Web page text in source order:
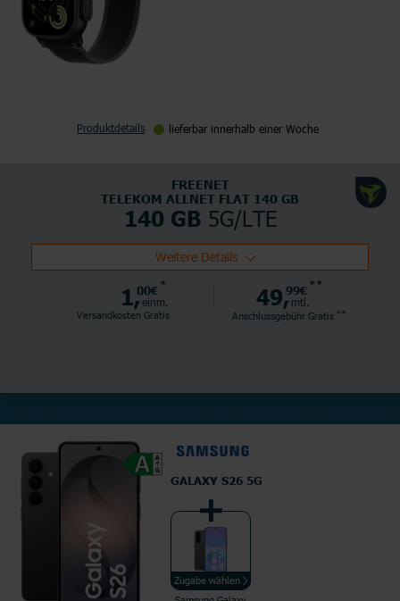
Produktdetails lieferbar innerhalb einer Woche
FREENET
TELEKOM ALLNET FLAT 140 GB
140 GB5G/LTE
Weitere Details
1,00€ *
einm.
Versandkosten Gratis
49,99€ **
mtl.
Anschlussgebühr Gratis **
GALAXY S26 5G
Zugabe wählen